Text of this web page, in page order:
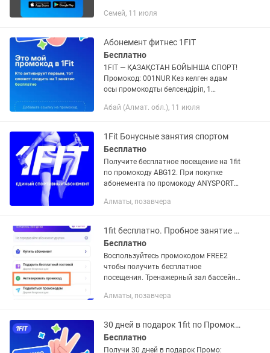
Казахстану. При регистрации по
бесплатная...
Семей, 11 июля
Абонемент фитнес 1FIT
Бесплатно
1FIT — ҚАЗАҚСТАН БОЙЫНША СПОРТ!
Промокод: 001NUR Кез келген адам
осы промокодты белсендіріп, 1
Тренажер залы Бассейн Йога, пилатес,
Абай (Алмат. обл.), 11 июля
1Fit Бонусные занятия спортом
Бесплатно
Получите бесплатное посещение на 1fit
по промокоду ABG12. При покупке
абонемента по промокоду ANYSPORT
Алматы, позавчера
1fit бесплатно. Пробное занятие бесплатно. FREE2. Бассейн, тренажерный.
Бесплатно
Воспользуйтесь промокодом FREE2
чтобы получить бесплатное
посещения. Тренажерный зал бассейн
Работает в Алмате, в Астане в
Кокшетау...
Алматы, позавчера
30 дней в подарок 1fit по Промокоду
Бесплатно
Получи 30 дней в подарок Промо: